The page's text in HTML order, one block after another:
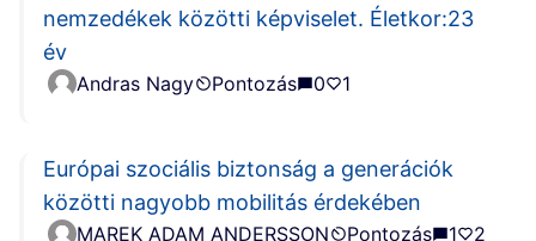
nemzedékek közötti képviselet. Életkor:23
év
Andras Nagy Pontozás 0 1
Európai szociális biztonság a generációk
közötti nagyobb mobilitás érdekében
MAREK ADAM ANDERSSON Pontozás 1 2